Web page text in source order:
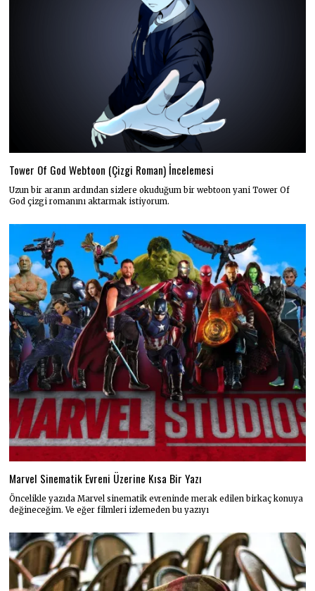
Tower Of God Webtoon (Çizgi Roman) İncelemesi
Uzun bir aranın ardından sizlere okuduğum bir webtoon yani Tower Of
God çizgi romanını aktarmak istiyorum.
Marvel Sinematik Evreni Üzerine Kısa Bir Yazı
Öncelikle yazıda Marvel sinematik evreninde merak edilen birkaç konuya
değineceğim. Ve eğer filmleri izlemeden bu yazıyı